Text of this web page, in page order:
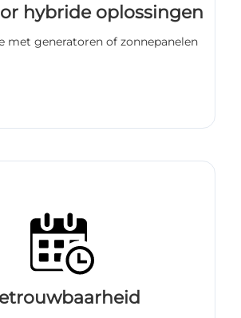
hybride oplossingen
met generatoren of zonnepanelen